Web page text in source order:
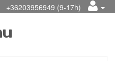
+36203956949 (9-17h)